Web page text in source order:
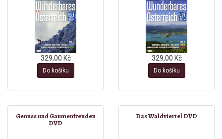
329,00 Kč
Do košíku
329,00 Kč
Do košíku
Genuss und Gaumenfreuden
DVD
Das Waldviertel DVD